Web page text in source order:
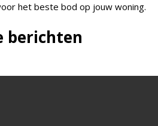
het beste bod op jouw woning.
berichten